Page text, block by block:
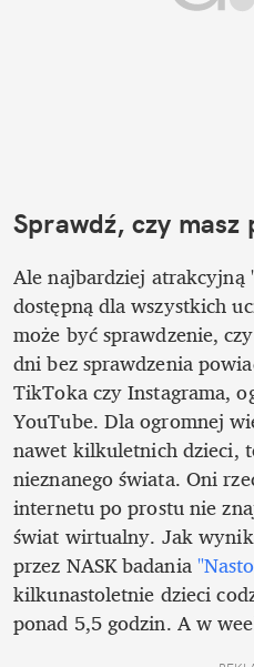
Sprawdź, czy masz
Ale najbardziej
dostępną dla wszystkich
może być sprawdzenie,
dni bez sprawdzenia
TikToka czy Instagrama,
YouTube. Dla ogromnej
nawet kilkuletnich dzieci,
nieznanego świata. Oni
internetu po prostu nie
świat wirtualny. Jak
przez NASK badania
kilkunastoletnie dzieci
ponad 5,5 godzin. A w